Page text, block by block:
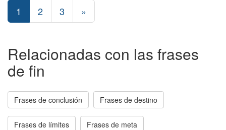
1 2 3 »
Relacionadas con las frases
de fin
Frases de conclusión Frases de destino
Frases de límites Frases de meta